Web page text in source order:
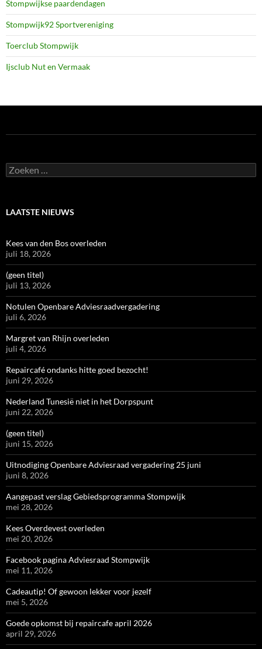
Stompwijkse paardendagen
Stompwijk92 Sportvereniging
Toerclub Stompwijk
Ijsclub Nut en Vermaak
Zoeken
naar:
LAATSTE NIEUWS
Kees van den Bos overleden
juli 18, 2026
(geen titel)
juli 13, 2026
Notulen Openbare Adviesraadvergadering
juli 6, 2026
Margret van Rhijn overleden
juli 4, 2026
Repaircafé ondanks hitte goed bezocht!
juni 29, 2026
Nederland Tunesië niet in het Dorpspunt
juni 22, 2026
(geen titel)
juni 15, 2026
Uitnodiging Openbare Adviesraad vergadering 25 juni
juni 8, 2026
Aangepast verslag Gebiedsprogramma Stompwijk
mei 28, 2026
Kees Overdevest overleden
mei 20, 2026
Facebook pagina Adviesraad Stompwijk
mei 11, 2026
Cadeautip! Of gewoon lekker voor jezelf
mei 5, 2026
Goede opkomst bij repaircafe april 2026
april 29, 2026